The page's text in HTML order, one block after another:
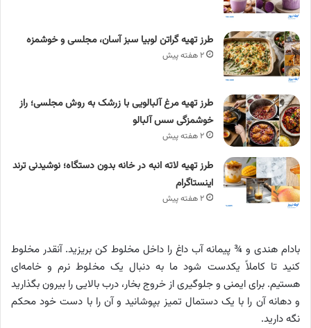
طرز تهیه گراتن لوبیا سبز آسان، مجلسی و خوشمزه
۲ هفته پیش
طرز تهیه مرغ آلبالویی با زرشک به روش مجلسی؛ راز
خوشمزگی سس آلبالو
۲ هفته پیش
طرز تهیه لاته انبه در خانه بدون دستگاه؛ نوشیدنی ترند
اینستاگرام
۲ هفته پیش
بادام هندی و ¾ پیمانه آب داغ را داخل مخلوط کن بریزید. آنقدر مخلوط
کنید تا کاملاً یکدست شود ما به دنبال یک مخلوط نرم و خامه‌ای
هستیم. برای ایمنی و جلوگیری از خروج بخار، درب بالایی را بیرون بگذارید
و دهانه آن را با یک دستمال تمیز بپوشانید و آن را با دست خود محکم
نگه دارید.